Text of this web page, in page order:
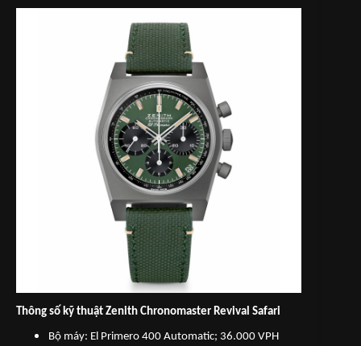
Thông số kỹ thuật Zenith Chronomaster Revival Safari
Bộ máy: El Primero 400 Automatic; 36.000 VPH